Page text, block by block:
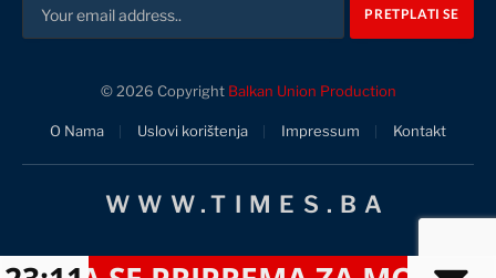
© 2026 Copyright Balkan Union Production
O Nama Uslovi korištenja Impressum Kontakt
WWW.TIMES.BA